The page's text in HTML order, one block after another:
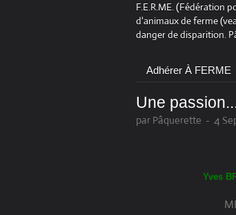
F.E.R.ME. (Fédération
d'animaux de ferme
danger de disparition.
Adhérer À FERME
Une
par Pâquerette - 4
Yves